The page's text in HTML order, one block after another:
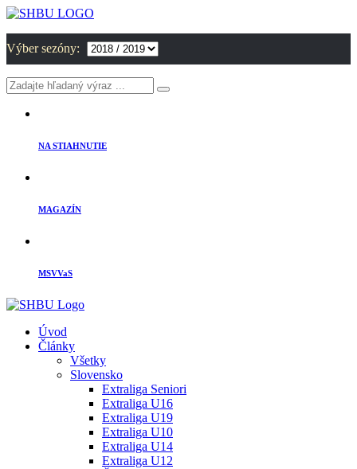
Výber sezóny:
NA STIAHNUTIE
MAGAZÍN
MSVVaS
Úvod
Články
Všetky
Slovensko
Extraliga Seniori
Extraliga U16
Extraliga U19
Extraliga U10
Extraliga U14
Extraliga U12